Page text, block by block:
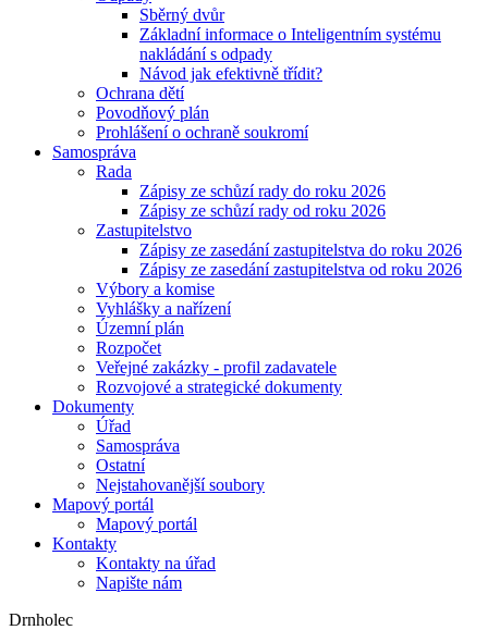
Sběrný dvůr
Základní informace o Inteligentním systému
nakládání s odpady
Návod jak efektivně třídit?
Ochrana dětí
Povodňový plán
Prohlášení o ochraně soukromí
Samospráva
Rada
Zápisy ze schůzí rady do roku 2026
Zápisy ze schůzí rady od roku 2026
Zastupitelstvo
Zápisy ze zasedání zastupitelstva do roku 2026
Zápisy ze zasedání zastupitelstva od roku 2026
Výbory a komise
Vyhlášky a nařízení
Územní plán
Rozpočet
Veřejné zakázky - profil zadavatele
Rozvojové a strategické dokumenty
Dokumenty
Úřad
Samospráva
Ostatní
Nejstahovanější soubory
Mapový portál
Mapový portál
Kontakty
Kontakty na úřad
Napište nám
Drnholec